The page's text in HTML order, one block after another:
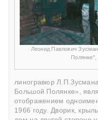
Леонид Павлович
Полянке",
линогравюр
Большой Полянке»,
отображением
1966 году. Дворик,